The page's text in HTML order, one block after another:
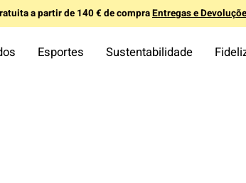
a partir de 140 € de compraEntregas e
Esportes Sustentabilidade